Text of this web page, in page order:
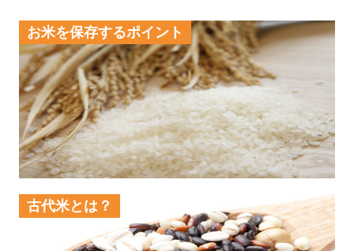
お米を保存するポイント
古代米とは？